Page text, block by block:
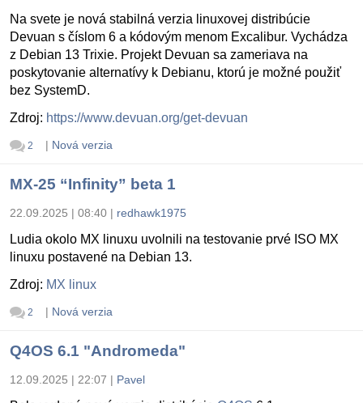
Na svete je nová stabilná verzia linuxovej distribúcie
Devuan s číslom 6 a kódovým menom Excalibur. Vychádza
z Debian 13 Trixie. Projekt Devuan sa zameriava na
poskytovanie alternatívy k Debianu, ktorú je možné použiť
bez SystemD.
Zdroj: https://www.devuan.org/get-devuan
2 | Nová verzia
MX-25 “Infinity” beta 1
22.09.2025 | 08:40 | redhawk1975
Ludia okolo MX linuxu uvolnili na testovanie prvé ISO MX
linuxu postavené na Debian 13.
Zdroj: MX linux
2 | Nová verzia
Q4OS 6.1 "Andromeda"
12.09.2025 | 22:07 | Pavel